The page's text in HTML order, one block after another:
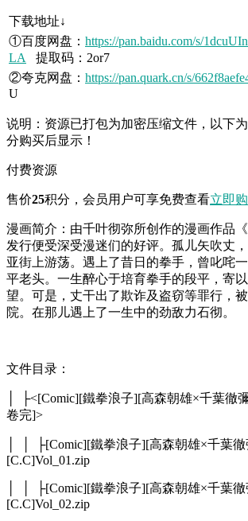
下载地址↓
①百度网盘： https://pan.baidu.com/s/
LA
提取码：2or7
②夸克网盘： https://pan.quark.cn/s/
U
说明：资源已打包为加密压缩文件，以下
分购买后显示！
付费资源
售价25积分 ，会员用户可享免费查看立即
漫画简介：由千叶彻弥所创作的漫画作品
发行便受深受漫迷们的好评。孤儿矢吹丈
亚街上游荡。遇上了昔日的拳手，曾叱咤
平老头。一生醉心于培育拳手的段平，寄
望。可是，丈干出了欺诈及盗窃等罪行，
院。在那儿遇上了一生中的劲敌力石彻。
文件目录：
│ ├<[Comic][鐵拳浪子][高森朝雄×千葉徹
卷完]>
│ │ ├[Comic][鐵拳浪子][高森朝雄×千葉
[C.C]Vol_01.zip
│ │ ├[Comic][鐵拳浪子][高森朝雄×千葉
[C.C]Vol_02.zip